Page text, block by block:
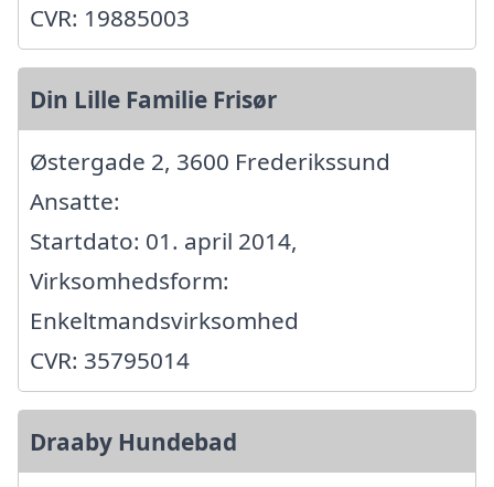
CVR: 19885003
Din Lille Familie Frisør
Østergade 2, 3600 Frederikssund
Ansatte:
Startdato: 01. april 2014,
Virksomhedsform:
Enkeltmandsvirksomhed
CVR: 35795014
Draaby Hundebad